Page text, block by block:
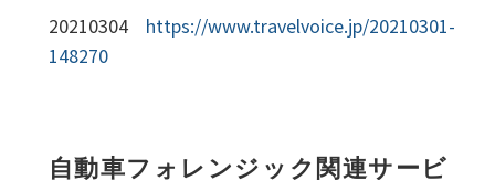
20210304
https://www.travelvoice.jp/20210301-
148270
自動車フォレンジック関連サービ